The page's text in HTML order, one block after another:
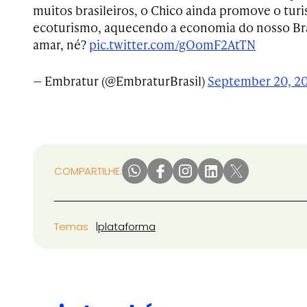
muitos brasileiros, o Chico ainda promove o
ecoturismo, aquecendo a economia do nosso
amar, né? pic.twitter.com/gOomF2AtTN
— Embratur (@EmbraturBrasil) September 20,
COMPARTILHE:
Temas plataforma